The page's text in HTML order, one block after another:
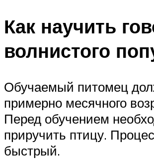
Как научить
волнистого
Обучаемый питомец
примерно месячного
Перед обучением
приручить птицу.
быстрый.